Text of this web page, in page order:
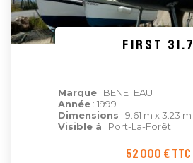
FIRST 31.7
Marque: BENETEAU
Année: 1999
Dimensions : 9.61 m x 3.23 m
Visible à : Port-La-Forêt
52 000 € TTC